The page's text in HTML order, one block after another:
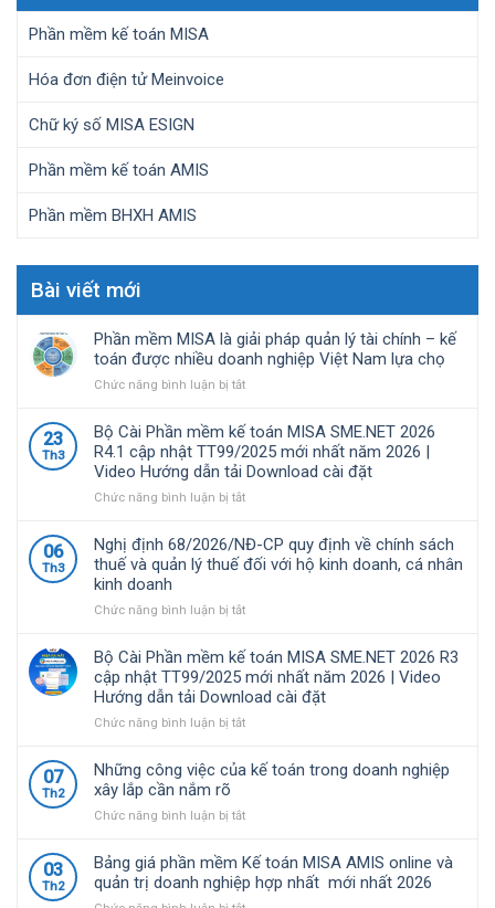
Phần mềm kế toán MISA
Hóa đơn điện tử Meinvoice
Chữ ký số MISA ESIGN
Phần mềm kế toán AMIS
Phần mềm BHXH AMIS
Bài viết mới
Phần mềm MISA là giải pháp quản lý tài chính – kế
toán được nhiều doanh nghiệp Việt Nam lựa chọ
Chức năng bình luận bị tắtở
mềm
MISA
là
giải
pháp
tài
chính
kế
được
nhiều
doanh
nghiệp
Việt
chọ
23
Th3
Bộ Cài Phần mềm kế toán MISA SME.NET 2026
R4.1 cập nhật TT99/2025 mới nhất năm 2026 |
Video Hướng dẫn tải Download cài đặt
Chức năng bình luận bị tắtở
Phần
mềm
toán
SME.NET
2026
R4.1
cập
nhật
mới
nhất
2026
Video
Hướng
dẫn
06
Th3
Nghị định 68/2026/NĐ-CP quy định về chính sách
thuế và quản lý thuế đối với hộ kinh doanh, cá nhân
kinh doanh
Chức năng bình luận bị tắtở
định
68/2026/NĐ-
CP
quy
định
chính
sách
và
lý
thuế
đối
Bộ Cài Phần mềm kế toán MISA SME.NET 2026 R3
cập nhật TT99/2025 mới nhất năm 2026 | Video
Hướng dẫn tải Download cài đặt
Chức năng bình luận bị tắtở
Phần
kế
MISA
SME.NET
2026
07
Th2
Những công việc của kế toán trong doanh nghiệp
xây lắp cần nắm rõ
Chức năng bình luận bị tắtở
công
việc
của
03
Th2
Bảng giá phần mềm Kế toán MISA AMIS online và
quản trị doanh nghiệp hợp nhất mới nhất 2026